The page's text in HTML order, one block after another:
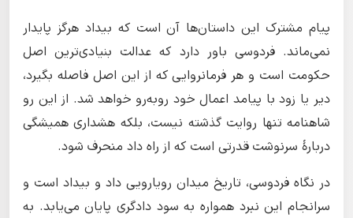
پیام مشترک این داستان‌ها آن است که بیداد هرگز پایدار
نمی‌ماند. فردوسی باور دارد که عدالت بنیادی‌ترین اصل
حکومت است و هر فرمانروایی که از این اصل فاصله بگیرد،
دیر یا زود با پیامد اعمال خود روبه‌رو خواهد شد. از این رو
شاهنامه تنها روایت گذشته نیست، بلکه هشداری همیشگی
دربارهٔ سرنوشت قدرتی است که از راه داد منحرف شود.
در نگاه فردوسی، تاریخ میدان رویارویی داد و بیداد است و
سرانجام این نبرد همواره به سود دادگری پایان می‌یابد. به